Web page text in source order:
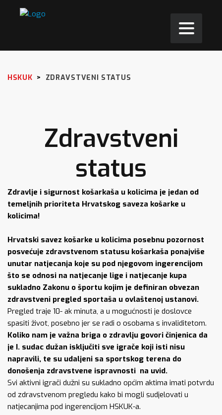
HSKUK > ZDRAVSTVENI STATUS
Zdravstveni
status
Zdravlje i sigurnost košarkaša u kolicima je jedan od
temeljnih prioriteta Hrvatskog saveza košarke u
kolicima!
Hrvatski savez košarke u kolicima posebnu pozornost
posvećuje zdravstvenom statusu košarkaša ponajviše
unutar natjecanja koje su pod njegovom ingerencijom
što se odnosi na natjecanje lige i natjecanje kupa
sukladno Zakonu o športu kojim je definiran obvezan
zdravstveni pregled sportaša u ovlaštenoj ustanovi.
Pregled traje 10- ak minuta, a u mogućnosti je doslovce
spasiti život, posebno jer se radi o osobama s invaliditetom.
Koliko nam je važna briga o zdravlju govori činjenica da
je I. sudac dužan isključiti sve igrače koji isti nisu
napravili, te su udaljeni sa sportskog terena do
donošenja zdravstvene ispravnosti na uvid.
Svi aktivni igrači dužni su sukladno općim aktima imati potvrdu
od zdravstvenom pregledu kako bi mogli sudjelovati u
natjecanjima pod ingerencijom HSKUK-a.